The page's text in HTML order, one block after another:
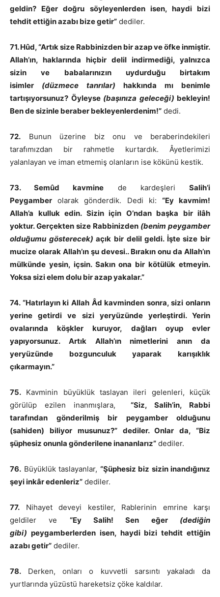
geldin? Eğer doğru söyleyenlerden isen, haydi bizi
tehdit ettiğin azabı bize getir” dediler.
71. Hûd, “Artık size Rabbinizden bir azap ve öfke inmiştir.
Allah’ın, haklarında hiçbir delil indirmediği, yalnızca
sizin ve babalarınızın uydurduğu birtakım
isimler (düzmece tanrılar) hakkında mı benimle
tartışıyorsunuz? Öyleyse (başınıza geleceği) bekleyin!
Ben de sizinle beraber bekleyenlerdenim!” dedi.
72. Bunun üzerine biz onu ve beraberindekileri
tarafımızdan bir rahmetle kurtardık. Âyetlerimizi
yalanlayan ve iman etmemiş olanların ise kökünü kestik.
73. Semûd kavmine de kardeşleriSalih’i
Peygamber olarak gönderdik. Dedi ki: “Ey kavmim!
Allah’a kulluk edin. Sizin için O’ndan başka bir ilâh
yoktur. Gerçekten size Rabbinizden (benim peygamber
olduğumu gösterecek) açık bir delil geldi. İşte size bir
mucize olarak Allah’ın şu devesi.. Bırakın onu da Allah’ın
mülkünde yesin, içsin. Sakın ona bir kötülük etmeyin.
Yoksa sizi elem dolu bir azap yakalar.”
74. “Hatırlayın ki Allah Âd kavminden sonra, sizi onların
yerine getirdi ve sizi yeryüzünde yerleştirdi. Yerin
ovalarında köşkler kuruyor, dağları oyup evler
yapıyorsunuz. Artık Allah’ın nimetlerini anın da
yeryüzünde bozgunculuk yaparak karışıklık
çıkarmayın.”
75. Kavminin büyüklük taslayan ileri gelenleri, küçük
görülüp ezilen inanmışlara,“Siz, Salih’in, Rabbi
tarafından gönderilmiş bir peygamber olduğunu
(sahiden) biliyor musunuz?” dediler. Onlar da, “Biz
şüphesiz onunla gönderilene inananlarız” dediler.
76. Büyüklük taslayanlar, “Şüphesiz biz sizin inandığınız
şeyi inkâr edenleriz” dediler.
77. Nihayet deveyi kestiler, Rablerinin emrine karşı
geldiler ve “Ey Salih! Sen eğer (dediğin
gibi) peygamberlerden isen, haydi bizi tehdit ettiğin
azabı getir” dediler.
78. Derken, onları o kuvvetli sarsıntı yakaladı da
yurtlarında yüzüstü hareketsiz çöke kaldılar.